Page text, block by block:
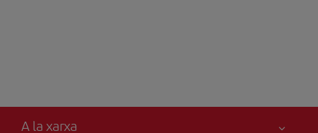
A la xarxa